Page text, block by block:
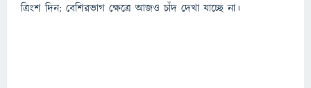
ত্রিংশ দিন: বেশিরভাগ ক্ষেত্রে আজও চাঁদ দেখা যাচ্ছে না।